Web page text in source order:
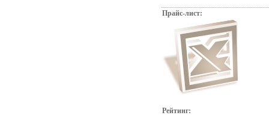
Прайс-лист:
Рейтинг: